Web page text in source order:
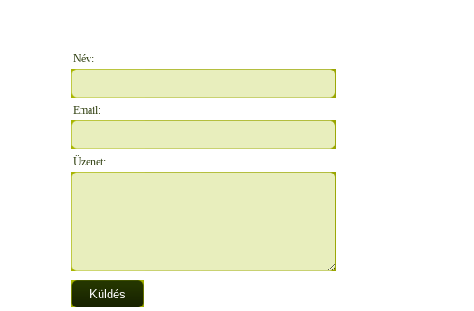
Név:
Email:
Üzenet: